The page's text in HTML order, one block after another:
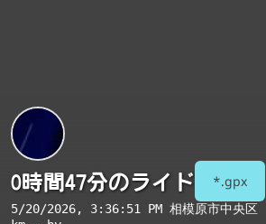
0時間47分のライド *.gpx
5/20/2026, 3:36:51 PM 相模原市中央